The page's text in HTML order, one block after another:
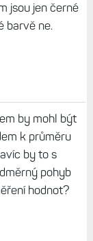
jsou jen černé
barvě ne.
by mohl být
k průměru
by to s
pohyb
hodnot?